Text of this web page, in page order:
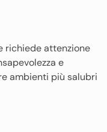
richiede attenzione
e
ambienti più salubri